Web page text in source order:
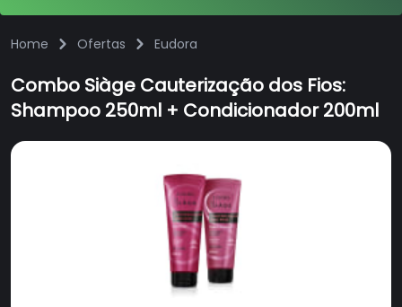
Home Ofertas Eudora
Combo Siàge Cauterização dos Fios:
Shampoo 250ml + Condicionador 200ml